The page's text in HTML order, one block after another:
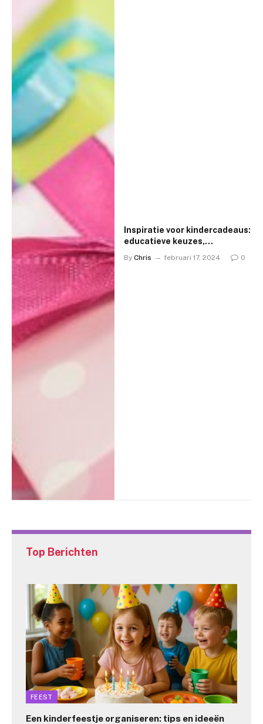
Inspiratie voor kindercadeaus:
educatieve keuzes,
budgetvriendelijke ideeën
By Chris februari 17, 2024 0
Top Berichten
FEEST
Een kinderfeestje organiseren: tips en ideeën